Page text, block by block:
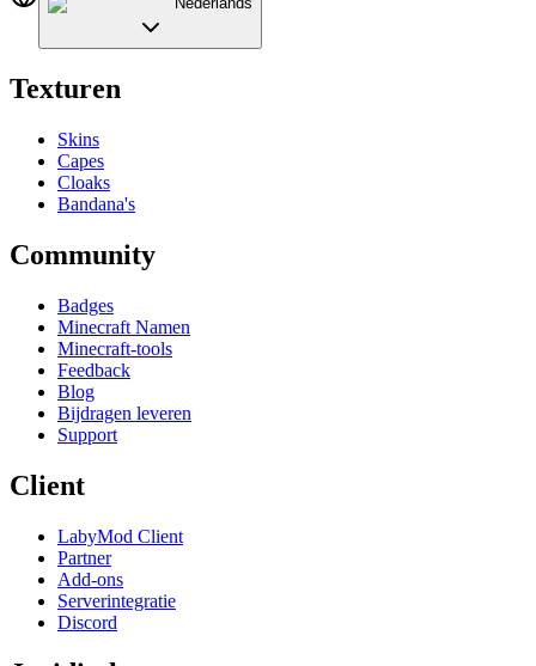
Texturen
Skins
Capes
Cloaks
Bandana's
Community
Badges
Minecraft Namen
Minecraft-tools
Feedback
Blog
Bijdragen leveren
Support
Client
LabyMod Client
Partner
Add-ons
Serverintegratie
Discord